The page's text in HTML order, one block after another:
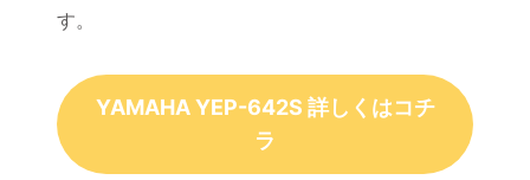
す。
YAMAHA YEP-642S 詳しくはコチ
ラ